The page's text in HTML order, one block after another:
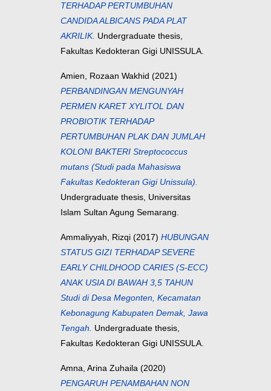
TERHADAP PERTUMBUHAN
CANDIDA ALBICANS PADA PLAT
AKRILIK. Undergraduate thesis,
Fakultas Kedokteran Gigi UNISSULA.
Amien, Rozaan Wakhid (2021)
PERBANDINGAN MENGUNYAH
PERMEN KARET XYLITOL DAN
PROBIOTIK TERHADAP
PERTUMBUHAN PLAK DAN JUMLAH
KOLONI BAKTERI Streptococcus
mutans (Studi pada Mahasiswa
Fakultas Kedokteran Gigi Unissula).
Undergraduate thesis, Universitas
Islam Sultan Agung Semarang.
Ammaliyyah, Rizqi (2017) HUBUNGAN
STATUS GIZI TERHADAP SEVERE
EARLY CHILDHOOD CARIES (S-ECC)
ANAK USIA DI BAWAH 3,5 TAHUN
Studi di Desa Megonten, Kecamatan
Kebonagung Kabupaten Demak, Jawa
Tengah. Undergraduate thesis,
Fakultas Kedokteran Gigi UNISSULA.
Amna, Arina Zuhaila (2020)
PENGARUH PENAMBAHAN NON